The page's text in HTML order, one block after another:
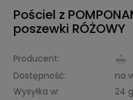
Pościel z
poszewki RÓŻOWY
Producent:
Dostępność:
na
Wysyłka w:
24